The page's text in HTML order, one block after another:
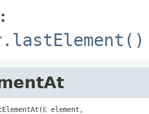
E element,